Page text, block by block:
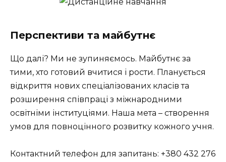
Перспективи та майбутнє
Що далі? Ми не зупиняємось. Майбутнє за
тими, хто готовий вчитися і рости. Планується
відкриття нових спеціалізованих класів та
розширення співпраці з міжнародними
освітніми інституціями. Наша мета – створення
умов для повноцінного розвитку кожного учня.
Контактний телефон для запитань: +380 432 276